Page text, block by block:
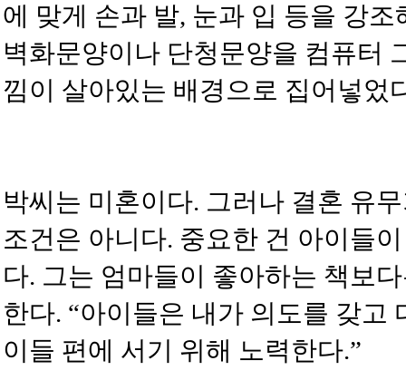
에 맞게 손과 발, 눈과 입 등을 강
벽화문양이나 단청문양을 컴퓨터
낌이 살아있는 배경으로 집어넣었
박씨는 미혼이다. 그러나 결혼 유
조건은 아니다. 중요한 건 아이들
다. 그는 엄마들이 좋아하는 책보
한다. “아이들은 내가 의도를 갖고
이들 편에 서기 위해 노력한다.”